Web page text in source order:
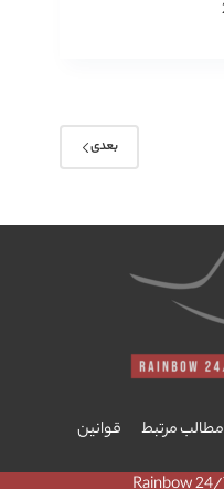
بعدی
مطالب مرتبط قوانین